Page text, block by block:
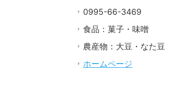
0995-66-3469
食品：菓子・味噌
農産物：大豆・なた豆
ホームページ